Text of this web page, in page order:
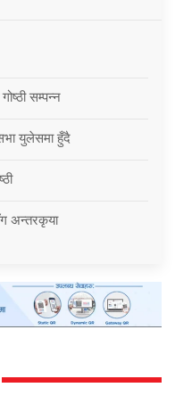
सम्पन्न
युलेसमा हुँदै
अन्तरकृया